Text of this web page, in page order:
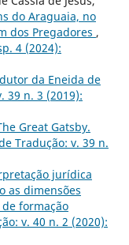
do Araguaia, no
dos Pregadores ,
4 (2024):
da Eneida de
39 n. 3 (2019):
Great Gatsby.
Tradução: v. 39 n.
jurídica
as dimensões
formação
v. 40 n. 2 (2020):